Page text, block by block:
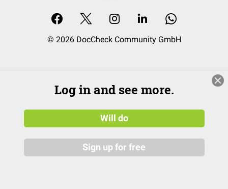
© 2026 DocCheck Community GmbH
Log in and see more.
Will do
Sign up for free